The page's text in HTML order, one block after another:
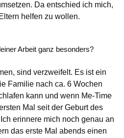
Da entschied ich mich,
helfen zu wollen.
Arbeit ganz besonders?
sind verzweifelt. Es ist ein
Familie nach ca. 6 Wochen
kann und wenn Me-Time
Mal seit der Geburt des
erinnere mich noch genau an
das erste Mal abends einen